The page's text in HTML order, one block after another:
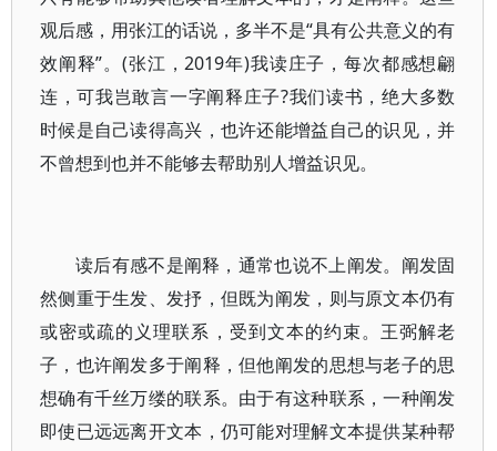
观后感，用张江的话说，多半不是“具有公共意义的有
效阐释”。(张江，2019年)我读庄子，每次都感想翩
连，可我岂敢言一字阐释庄子?我们读书，绝大多数
时候是自己读得高兴，也许还能增益自己的识见，并
不曾想到也并不能够去帮助别人增益识见。
读后有感不是阐释，通常也说不上阐发。阐发固
然侧重于生发、发抒，但既为阐发，则与原文本仍有
或密或疏的义理联系，受到文本的约束。王弼解老
子，也许阐发多于阐释，但他阐发的思想与老子的思
想确有千丝万缕的联系。由于有这种联系，一种阐发
即使已远远离开文本，仍可能对理解文本提供某种帮